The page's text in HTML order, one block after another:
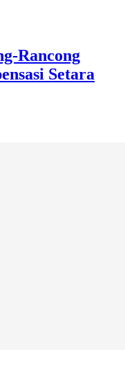
Rancong
Setara